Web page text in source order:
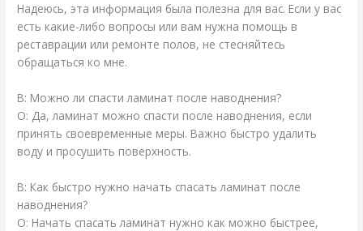
Надеюсь, эта информация была полезна для вас. Если у вас
есть какие-либо вопросы или вам нужна помощь в
реставрации или ремонте полов, не стесняйтесь
обращаться ко мне.
В: Можно ли спасти ламинат после наводнения?
О: Да, ламинат можно спасти после наводнения, если
принять своевременные меры. Важно быстро удалить
воду и просушить поверхность.
В: Как быстро нужно начать спасать ламинат после
наводнения?
О: Начать спасать ламинат нужно как можно быстрее,